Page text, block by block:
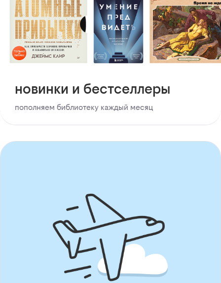
новинки и бестселлеры
пополняем библиотеку каждый месяц